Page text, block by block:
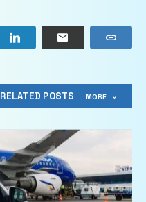
RELATED POSTS MORE